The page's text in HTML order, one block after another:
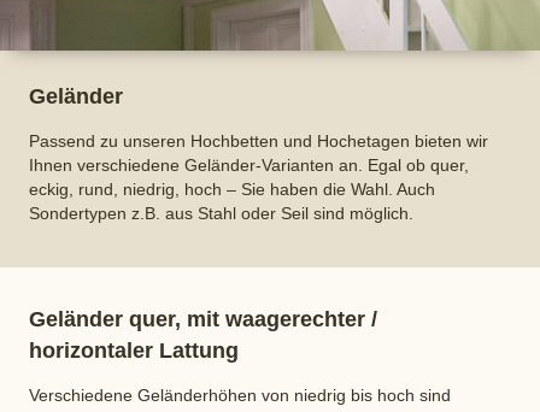
Geländer
Passend zu unseren Hochbetten und Hochetagen bieten wir
Ihnen verschiedene Geländer-Varianten an. Egal ob quer,
eckig, rund, niedrig, hoch – Sie haben die Wahl. Auch
Sondertypen z.B. aus Stahl oder Seil sind möglich.
Geländer quer, mit waagerechter /
horizontaler Lattung
Verschiedene Geländerhöhen von niedrig bis hoch sind